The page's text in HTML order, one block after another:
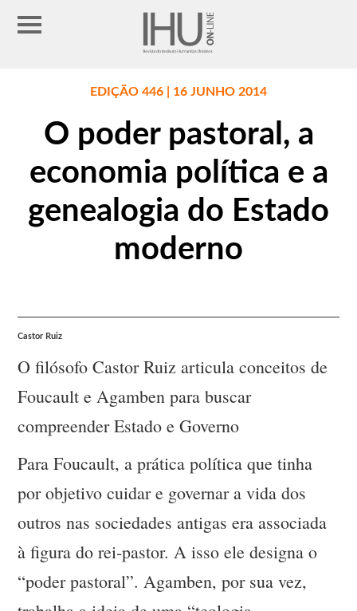
EDIÇÃO 446 | 16 JUNHO 2014
O poder pastoral, a
economia política e a
genealogia do Estado
moderno
Castor Ruiz
O filósofo Castor Ruiz articula conceitos de
Foucault e Agamben para buscar
compreender Estado e Governo
Para Foucault, a prática política que tinha
por objetivo cuidar e governar a vida dos
outros nas sociedades antigas era associada
à figura do rei-pastor. A isso ele designa o
“poder pastoral”. Agamben, por sua vez,